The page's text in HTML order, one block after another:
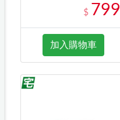
$ 799
加入購物車